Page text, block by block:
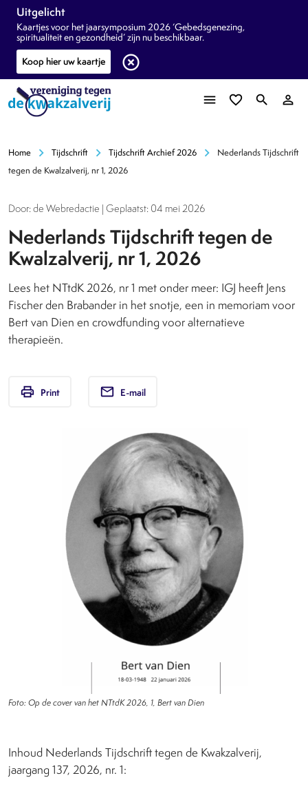
Uitgelicht
Kaartjes voor het jaarsymposium 2026 ‘Gebedsgenezing,
spiritualiteit en gezondheid’ zijn nu beschikbaar.
Koop hier uw kaartje
highlight_off
menu favorite_border search person_outline
Home chevron_right Tijdschrift chevron_right Tijdschrift Archief 2026 chevron_right
Nederlands Tijdschrift
tegen de Kwalzalverij, nr 1, 2026
Door: de Webredactie | Geplaatst: 04 mei 2026
Nederlands Tijdschrift tegen de
Kwalzalverij, nr 1, 2026
Lees het NTtdK 2026, nr 1 met onder meer: IGJ heeft Jens
Fischer den Brabander in het snotje, een in memoriam voor
Bert van Dien en crowdfunding voor alternatieve
therapieën.
print Print email E-mail
Foto: Op de cover van het NTtdK 2026, 1, Bert van Dien
Inhoud Nederlands Tijdschrift tegen de Kwakzalverij,
jaargang 137, 2026, nr. 1: